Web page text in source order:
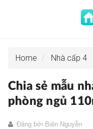
Home Nhà cấp 4
Chia sẻ mẫu
phòng ngủ
Đăng bởi Biên Nguyễn